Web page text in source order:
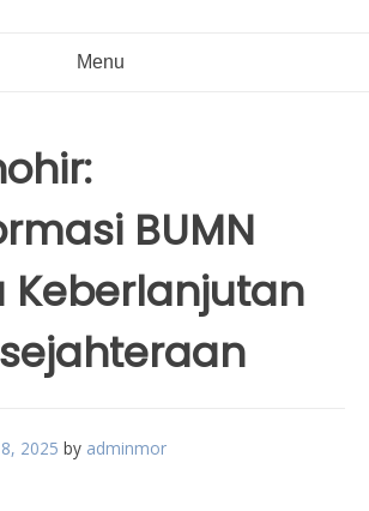
Menu
BUMN
Keberlanjutan
2025 by adminmor